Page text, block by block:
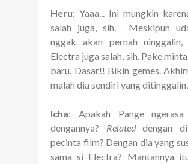
Heru: Yaaa... Ini mungkin
salah juga, sih. Meskipun
nggak akan pernah
Electra juga salah, sih. Pake
baru. Dasar!! Bikin gemes.
malah dia sendiri yang ditinggalin.
Icha: Apakah Pange ngerasa
dengannya? Relateddengan
pecinta film? Dengan dia yang
sama si Electra? Mantannya